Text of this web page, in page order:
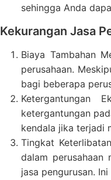
sehingga Anda
Kekurangan Jasa
Biaya Tambahan
perusahaan.
bagi beberapa
Ketergantungan
ketergantungan
kendala jika terjadi
Tingkat
dalam perusahaan
jasa pengurusan.